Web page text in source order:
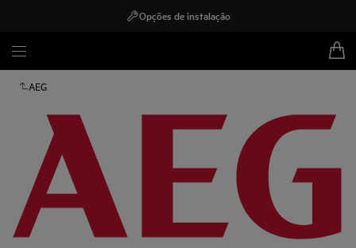
Opções de instalação
AEG